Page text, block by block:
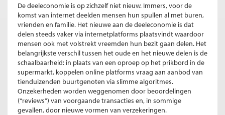
De deeleconomie is op zichzelf niet nieuw. Immers, voor de
komst van internet deelden mensen hun spullen al met buren,
vrienden en familie. Het nieuwe aan de deeleconomie is dat
delen steeds vaker via internetplatforms plaatsvindt waardoor
mensen ook met volstrekt vreemden hun bezit gaan delen. Het
belangrijkste verschil tussen het oude en het nieuwe delen is de
schaalbaarheid: in plaats van een oproep op het prikbord in de
supermarkt, koppelen online platforms vraag aan aanbod van
tienduizenden buurtgenoten via slimme algoritmes.
Onzekerheden worden weggenomen door beoordelingen
(“reviews”) van voorgaande transacties en, in sommige
gevallen, door nieuwe vormen van verzekeringen.